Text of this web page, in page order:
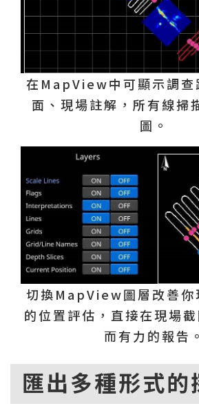
在MapView中可顯示調查
面、現場註解，所有線掃
圖。
切換MapView圖層改善你
的位置評估，直接在現場
而有力的報告。
匯出多種形式的